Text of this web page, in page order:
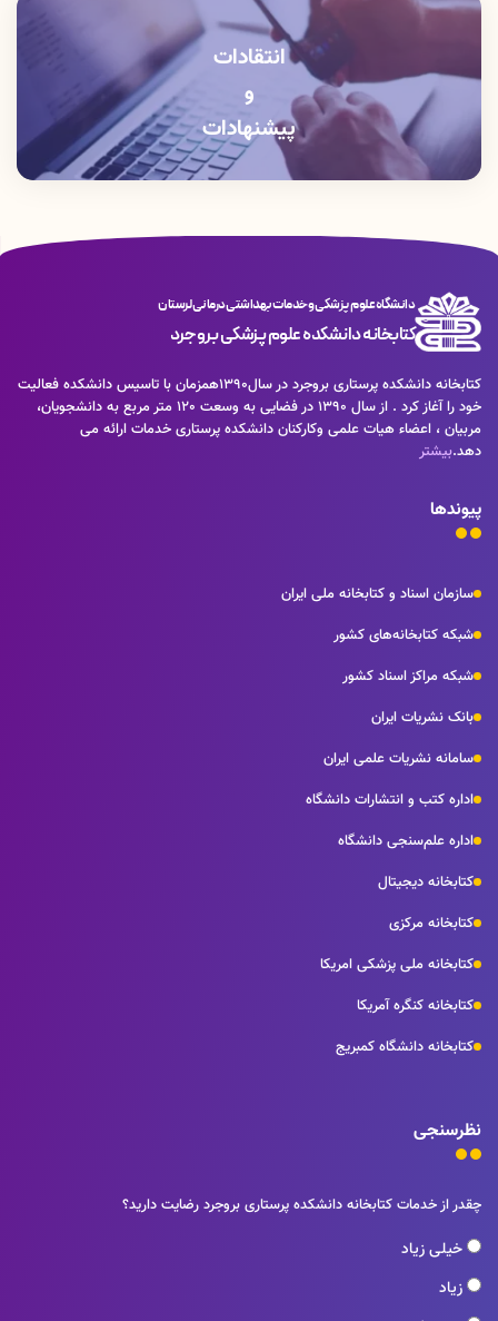
انتقادات
و
پیشنهادات
دانشگاه علوم پزشکی و خدمات بهداشتی درمانی لرستان
کتابخانه دانشکده علوم پزشکی بروجرد
كتابخانه دانشكده پرستاری بروجرد در سال1390همزمان با تاسيس دانشكده فعاليت
خود را آغاز كرد . از سال 1390 در فضايی به وسعت 120 متر مربع به دانشجويان،
مربيان ، اعضاء هيات علمی وكاركنان دانشكده پرستاری خدمات ارائه می
دهد.بیشتر
پیوندها
سازمان اسناد و کتابخانه ملی ایران
شبکه کتابخانه‌های کشور
شبکه مراکز اسناد کشور
بانک نشریات ایران
سامانه نشریات علمی ایران
اداره کتب و انتشارات دانشگاه
اداره علم‌سنجی دانشگاه
کتابخانه دیجیتال
کتابخانه مرکزی
کتابخانه ملی پزشکی امریکا
کتابخانه کنگره آمریکا
کتابخانه دانشگاه کمبریج
نظرسنجی
چقدر از خدمات کتابخانه دانشکده پرستاری بروجرد رضایت دارید؟
خیلی زیاد
زیاد